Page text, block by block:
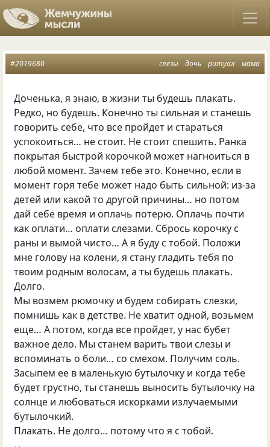
слезы дочь ритуал мама
#2019680
Доченька, я знаю, в жизни ты будешь плакать.
Редко, но будешь. Конечно ты сильная и станешь
говорить себе, что все пройдет и стараться
успокоиться… не стоит. Не стоит спешить. Ранка
покрытая быстрой корочкой может нагноиться в
любой момент. Зачем тебе это. Конечно, если в
момент горя тебе может надо быть сильной: из-за
детей или какой то другой причины… но потом
дай себе время и оплачь потерю. Оплачь почти
как оплати… оплати слезами. Сбрось корочку с
раны и вымой чисто… А я буду с тобой. Положи
мне голову на колени, я стану гладить тебя по
твоим родным волосам, а ты будешь плакать.
Долго.
Мы возмем рюмочку и будем собирать слезки,
помнишь как в детстве. Не хватит одной, возьмем
еще… А потом, когда все пройдет, у нас бубет
важное дело. Мы станем варить твои слезы и
вспоминать о боли… со смехом. Получим соль.
Засыпем ее в маленькую бутылочку и когда тебе
будет грустно, ты станешь выносить бутылочку на
солнце и любоваться искорками излучаемыми
бутылочкий.
Плакать. Не долго… потому что я с тобой.